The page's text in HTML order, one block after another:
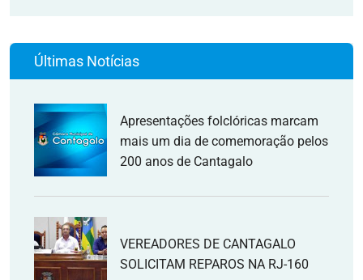
Últimas Notícias
Apresentações folclóricas marcam
mais um dia de comemoração pelos
200 anos de Cantagalo
VEREADORES DE CANTAGALO
SOLICITAM REPAROS NA RJ-160